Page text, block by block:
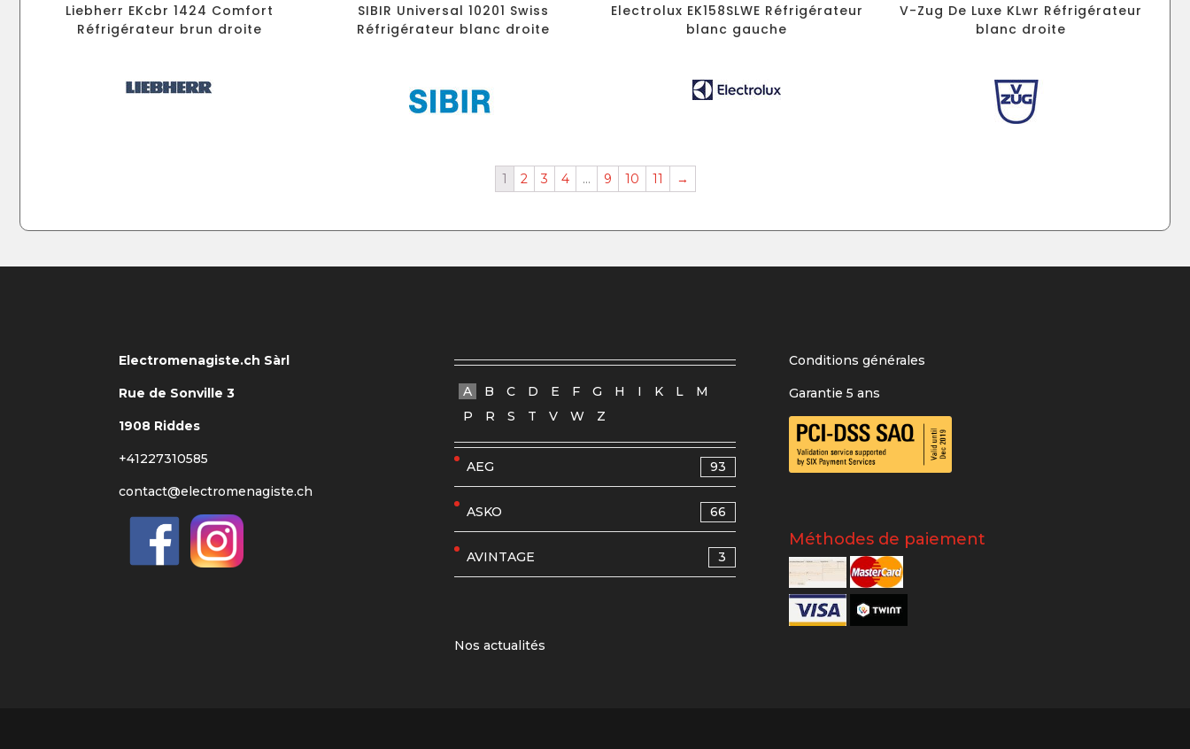
Liebherr EKcbr 1424 Comfort
Réfrigérateur brun droite
SIBIR Universal 10201 Swiss
Réfrigérateur blanc droite
Electrolux EK158SLWE Réfrigérateur
blanc gauche
V-Zug De Luxe KLwr Réfrigérateur
blanc droite
1 2 3 4 … 9 10 11 →
Electromenagiste.ch Sàrl
Rue de Sonville 3
1908 Riddes
+41227310585
contact@electromenagiste.ch
A B C D E F G H I K L
M
P
R S T V W Z
AEG 93
ASKO 66
AVINTAGE 3
Nos actualités
Conditions générales
Garantie 5 ans
Méthodes de paiement